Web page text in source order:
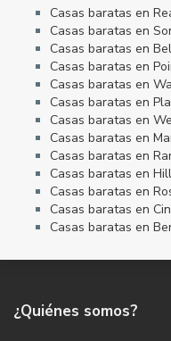
Casas baratas en
Casas baratas en
Casas baratas en
Casas baratas en
Casas baratas en
Casas baratas en
Casas baratas en
Casas baratas en
Casas baratas en
Casas baratas en
Casas baratas en
Casas baratas en
Casas baratas en
¿Quiénes somos?